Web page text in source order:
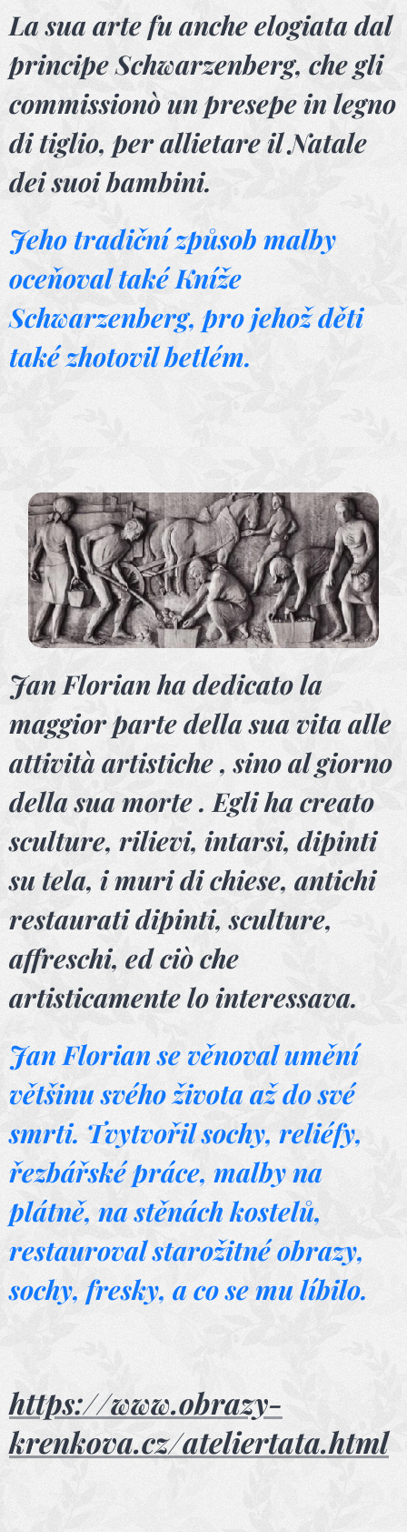
La sua arte fu anche elogiata dal
principe Schwarzenberg, che gli
commissionò un presepe in legno
di tiglio, per allietare il Natale
dei suoi bambini.
Jeho tradiční způsob malby
oceňoval také Kníže
Schwarzenberg, pro jehož děti
také zhotovil betlém.
Jan Florian ha dedicato la
maggior parte della sua vita alle
attività artistiche , sino al giorno
della sua morte . Egli ha creato
sculture, rilievi, intarsi, dipinti
su tela, i muri di chiese, antichi
restaurati dipinti, sculture,
affreschi, ed ciò che
artisticamente lo interessava.
Jan Florian se věnoval umění
většinu svého života až do své
smrti. Tvytvořil sochy, reliéfy,
řezbářské práce, malby na
plátně, na stěnách kostelů,
restauroval starožitné obrazy,
sochy, fresky, a co se mu líbilo.
https://www.obrazy-
krenkova.cz/ateliertata.html